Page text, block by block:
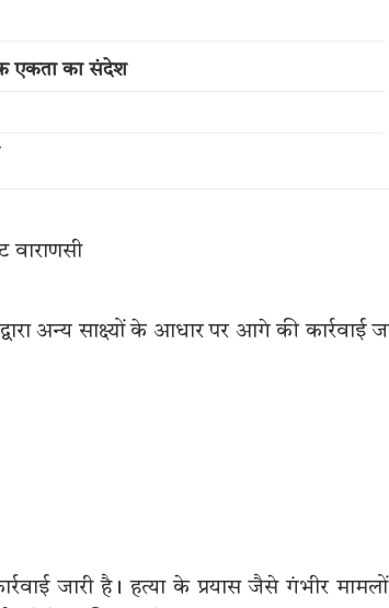
एकता का संदेश
वाराणसी
अन्य साक्ष्यों के आधार पर आगे की कार्रवाई
जारी है। हत्या के प्रयास जैसे गंभीर